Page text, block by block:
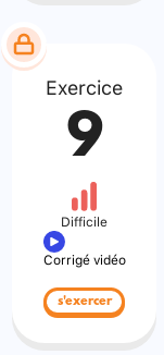
Exercice
9
Difficile
Corrigé vidéo
s'exercer